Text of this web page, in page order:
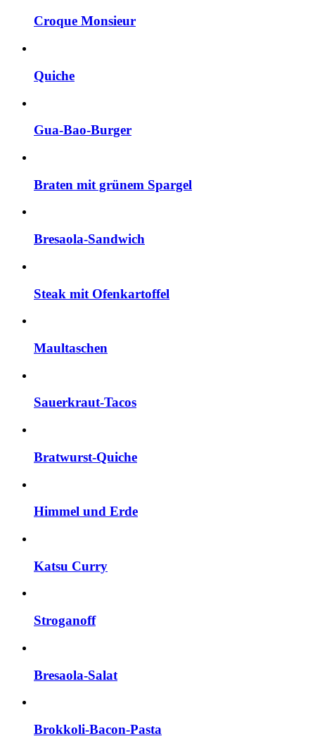
Croque Monsieur
Quiche
Gua-Bao-Burger
Braten mit grünem Spargel
Bresaola-Sandwich
Steak mit Ofenkartoffel
Maultaschen
Sauerkraut-Tacos
Bratwurst-Quiche
Himmel und Erde
Katsu Curry
Stroganoff
Bresaola-Salat
Brokkoli-Bacon-Pasta